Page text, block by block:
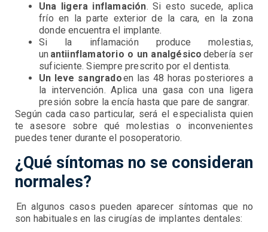
Una ligera inflamación. Si esto sucede, aplica
frío en la parte exterior de la cara, en la zona
donde encuentra el implante.
Si la inflamación produce molestias,
un antiinflamatorio o un analgésico debería ser
suficiente. Siempre prescrito por el dentista.
Un leve sangradoen las 48 horas posteriores a
la intervención. Aplica una gasa con una ligera
presión sobre la encía hasta que pare de sangrar.
Según cada caso particular, será el especialista quien
te asesore sobre qué molestias o inconvenientes
puedes tener durante el posoperatorio.
¿Qué síntomas no se consideran
normales?
En algunos casos pueden aparecer síntomas que no
son habituales en las cirugías de implantes dentales: